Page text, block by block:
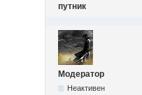
путник
Модератор
Неактивен